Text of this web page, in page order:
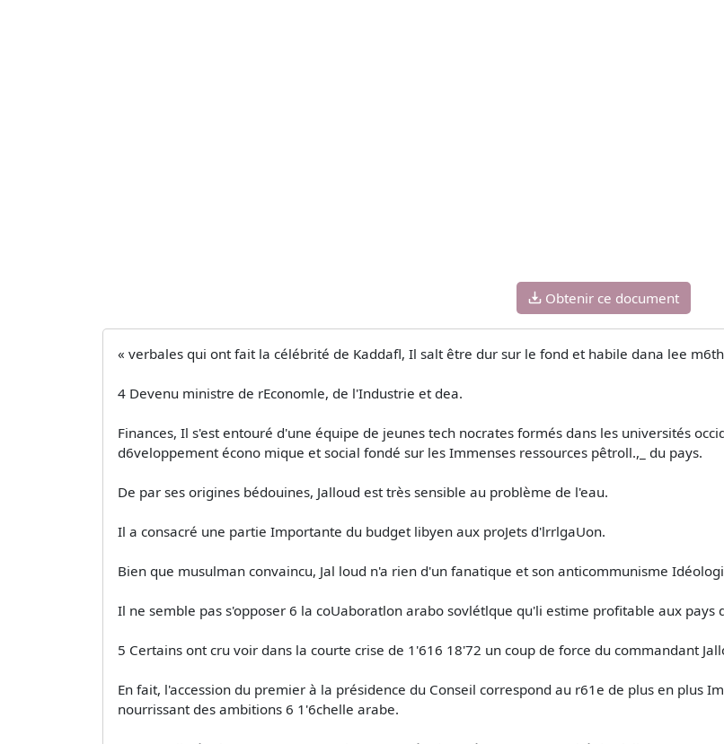
Obtenir ce document
« verbales qui ont fait la célébrité de Kaddafl, Il salt être dur sur le fond et habile dana lee
4 Devenu ministre de rEconomle, de l'Industrie et dea.
Finances, Il s'est entouré d'une équipe de jeunes tech­ nocrates formés dans les universités
d6veloppement écono­ mique et social fondé sur les Immenses ressources pêtroll.,_ du pays.
De par ses origines bédouines, Jalloud est très sensible au problème de l'eau.
Il a consacré une partie Importante du budget libyen aux proJets d'lrrlgaUon.
Bien que musulman convaincu, Jal­ loud n'a rien d'un fanatique et son anticommunisme
Il ne semble pas s'opposer 6 la coUaboratlon arabo­ sovlétlque qu'li estime profitable aux pays
5 Certains ont cru voir dans la courte crise de 1'616 18'72 un coup de force du commandant
En fait, l'accession du premier à la présidence du Conseil correspond au r61e de plus en plus
nourrissant des ambitions 6 1'6chelle arabe.